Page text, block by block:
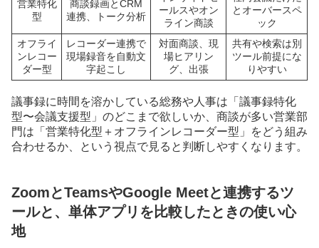
営業特化
型
商談録画とCRM
連携、トーク分析
ールスやオン
ライン商談
とオーバースペ
ック
オフライ
ンレコー
ダー型
レコーダー連携で
現場録音を自動文
字起こし
対面商談、現
場ヒアリン
グ、出張
共有や検索は別
ツール前提にな
りやすい
議事録に時間を溶かしている総務や人事は「議事録特化
型〜会議支援型」のどこまで欲しいか、商談が多い営業部
門は「営業特化型＋オフラインレコーダー型」をどう組み
合わせるか、という視点で見ると判断しやすくなります。
ZoomとTeamsやGoogle Meetと連携するツ
ールと、単体アプリを比較したときの使い心
地